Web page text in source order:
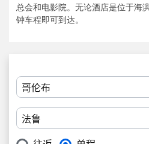
总会和电影院。无论酒店是位于海
钟车程即可到达。